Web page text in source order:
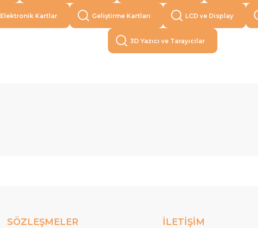
Elektronik Kartlar Geliştirme Kartları LCD ve Display
3D Yazıcı ve Tarayıcılar
SÖZLEŞMELER İLETİŞİM